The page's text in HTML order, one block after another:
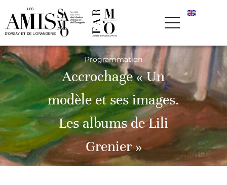
Programmation
Accrochage « Un
modèle et ses images.
Les albums de Lili
Grenier »